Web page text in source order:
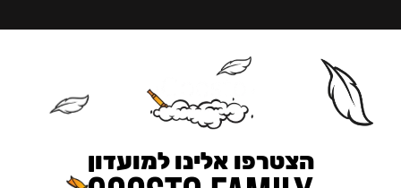
הצטרפו אלינו למועדון